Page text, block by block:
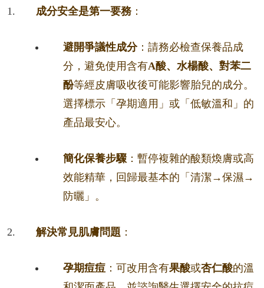
成分安全是第一要務：
避開爭議性成分：請務必檢查保養品成
分，避免使用含有A酸、水楊酸、對苯二
酚等經皮膚吸收後可能影響胎兒的成分。
選擇標示「孕期適用」或「低敏溫和」的
產品最安心。
簡化保養步驟 ：暫停複雜的酸類煥膚或高
效能精華，回歸最基本的「清潔→保濕→
防曬」。
解決常見肌膚問題 ：
孕期痘痘 ：可改用含有果酸或杏仁酸的溫